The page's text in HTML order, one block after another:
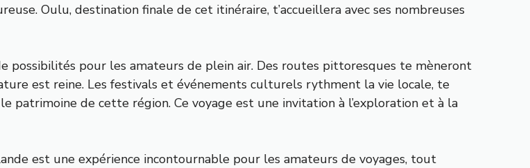
Oulu, destination finale de cet itinéraire, t’accueillera avec ses nombreuses
possibilités pour les amateurs de plein air. Des routes pittoresques te mèneront
est reine. Les festivals et événements culturels rythment la vie locale, te
patrimoine de cette région. Ce voyage est une invitation à l’exploration et à la
est une expérience incontournable pour les amateurs de voyages, tout